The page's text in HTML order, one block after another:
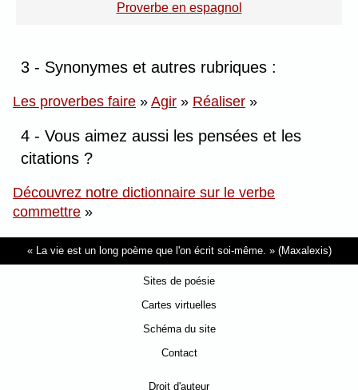
Proverbe en espagnol
3 - Synonymes et autres rubriques :
Les proverbes faire » Agir » Réaliser »
4 - Vous aimez aussi les pensées et les
citations ?
Découvrez notre dictionnaire sur le verbe
commettre »
La vie est un long poème que l'on écrit soi-même. (Maxalexis)
Sites de poésie
Cartes virtuelles
Schéma du site
Contact
Droit d'auteur